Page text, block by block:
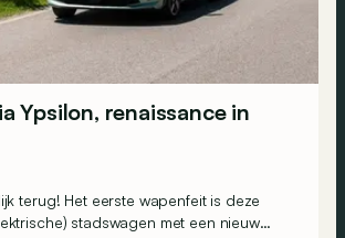
Ypsilon, renaissance in
terug! Het eerste wapenfeit is deze
stadswagen met een nieuw